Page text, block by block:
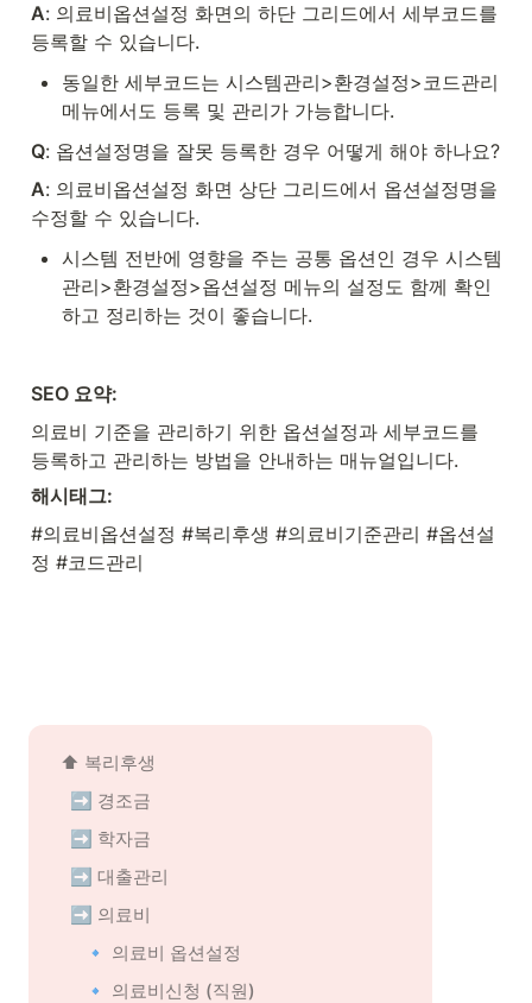
A: 의료비옵션설정 화면의 하단 그리드에서 세부코드를
등록할 수 있습니다.
동일한 세부코드는 시스템관리>환경설정>코드관리
메뉴에서도 등록 및 관리가 가능합니다.
Q: 옵션설정명을 잘못 등록한 경우 어떻게 해야 하나요?
A: 의료비옵션설정 화면 상단 그리드에서 옵션설정명을
수정할 수 있습니다.
시스템 전반에 영향을 주는 공통 옵션인 경우 시스템
관리>환경설정>옵션설정 메뉴의 설정도 함께 확인
하고 정리하는 것이 좋습니다.
SEO 요약:
의료비 기준을 관리하기 위한 옵션설정과 세부코드를
등록하고 관리하는 방법을 안내하는 매뉴얼입니다.
해시태그:
#의료비옵션설정 #복리후생 #의료비기준관리 #옵션설
정 #코드관리
⬆️ 복리후생
➡️ 경조금
➡️ 학자금
➡️ 대출관리
➡️ 의료비
🔹 의료비 옵션설정
🔹 의료비신청 (직원)